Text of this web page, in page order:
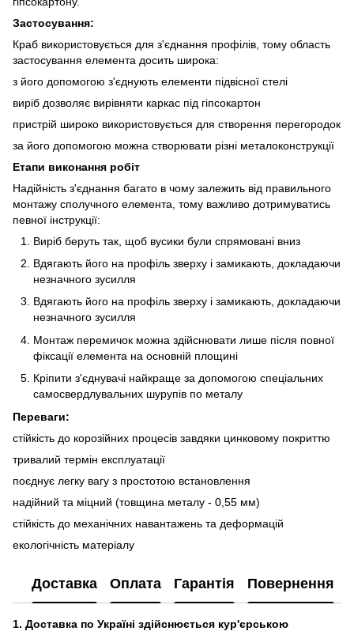
Застосування:
Краб використовується для з'єднання профілів, тому область
застосування елемента досить широка:
з його допомогою з'єднують елементи підвісної стелі
виріб дозволяє вирівняти каркас під гіпсокартон
пристрій широко використовується для створення перегородок
за його допомогою можна створювати різні металоконструкції
Етапи виконання робіт
Надійність з'єднання багато в чому залежить від правильного
монтажу сполучного елемента, тому важливо дотримуватись
певної інструкції:
Виріб беруть так, щоб вусики були спрямовані вниз
Вдягають його на профіль зверху і замикають, докладаючи
незначного зусилля
Вдягають його на профіль зверху і замикають, докладаючи
незначного зусилля
Монтаж перемичок можна здійснювати лише після повної
фіксації елемента на основній площині
Кріпити з'єднувачі найкраще за допомогою спеціальних
самосвердлувальних шурупів по металу
Переваги:
стійкість до корозійних процесів завдяки цинковому покриттю
тривалий термін експлуатації
поєднує легку вагу з простотою встановлення
надійний та міцний (товщина металу - 0,55 мм)
стійкість до механічних навантажень та деформацій
екологічність матеріалу
Доставка Оплата Гарантія Повернення
1. Доставка по Україні здійснюється кур'єрською